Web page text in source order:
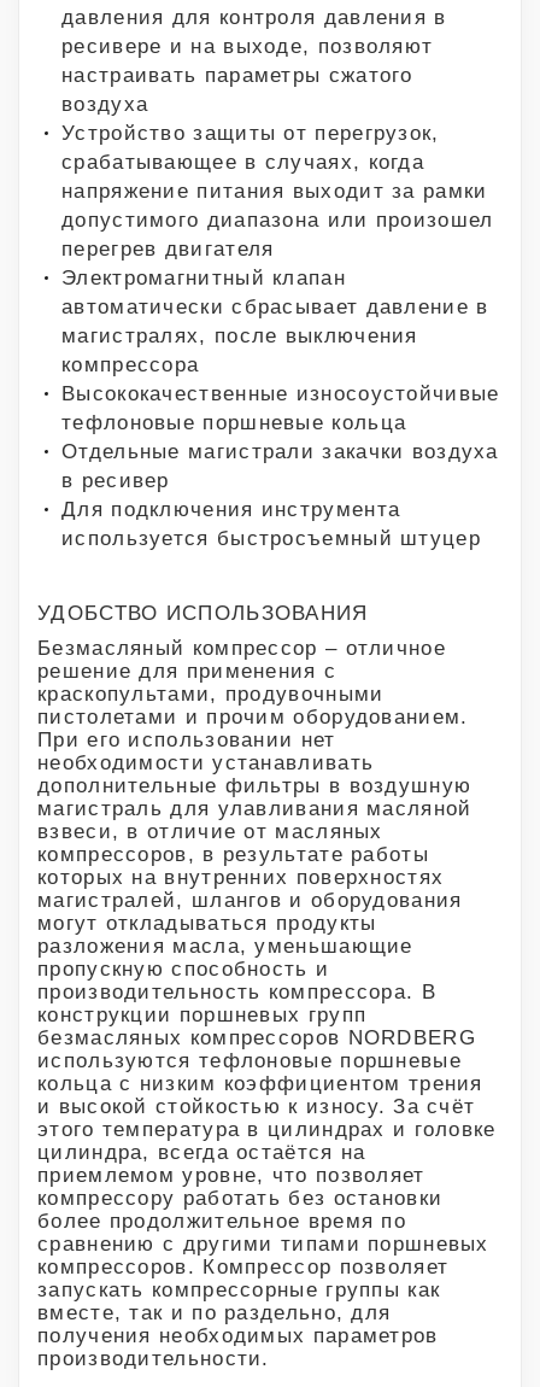
давления для контроля давления в
ресивере и на выходе, позволяют
настраивать параметры сжатого
воздуха
Устройство защиты от перегрузок,
срабатывающее в случаях, когда
напряжение питания выходит за рамки
допустимого диапазона или произошел
перегрев двигателя
Электромагнитный клапан
автоматически сбрасывает давление в
магистралях, после выключения
компрессора
Высококачественные износоустойчивые
тефлоновые поршневые кольца
Отдельные магистрали закачки воздуха
в ресивер
Для подключения инструмента
используется быстросъемный штуцер
УДОБСТВО ИСПОЛЬЗОВАНИЯ
Безмасляный компрессор – отличное
решение для применения с
краскопультами, продувочными
пистолетами и прочим оборудованием.
При его использовании нет
необходимости устанавливать
дополнительные фильтры в воздушную
магистраль для улавливания масляной
взвеси, в отличие от масляных
компрессоров, в результате работы
которых на внутренних поверхностях
магистралей, шлангов и оборудования
могут откладываться продукты
разложения масла, уменьшающие
пропускную способность и
производительность компрессора. В
конструкции поршневых групп
безмасляных компрессоров NORDBERG
используются тефлоновые поршневые
кольца с низким коэффициентом трения
и высокой стойкостью к износу. За счёт
этого температура в цилиндрах и головке
цилиндра, всегда остаётся на
приемлемом уровне, что позволяет
компрессору работать без остановки
более продолжительное время по
сравнению с другими типами поршневых
компрессоров. Компрессор позволяет
запускать компрессорные группы как
вместе, так и по раздельно, для
получения необходимых параметров
производительности.